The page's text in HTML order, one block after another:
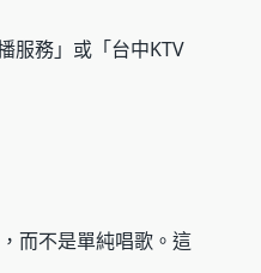
服務」或「台中KTV
而不是單純唱歌。這